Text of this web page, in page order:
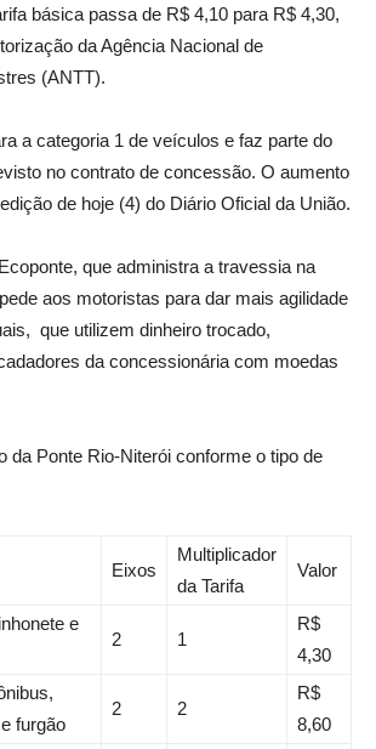
básica passa de R$ 4,10 para R$ 4,30,
da Agência Nacional de
(ANTT).
a categoria 1 de veículos e faz parte do
no contrato de concessão. O aumento
de hoje (4) do Diário Oficial da União.
que administra a travessia na
aos motoristas para dar mais agilidade
que utilizem dinheiro trocado,
da concessionária com moedas
da Ponte Rio-Niterói conforme o tipo de
Eixos
Multiplicador
da Tarifa
Valor
e
2 1
R$
4,30
furgão
2 2
R$
8,60